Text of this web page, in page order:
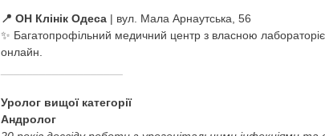
📍 ОН Клінік Одеса | вул. Мала Арнаутська, 56
✨ Багатопрофільний медичний центр з власною
онлайн.
Уролог вищої категорії
Андролог